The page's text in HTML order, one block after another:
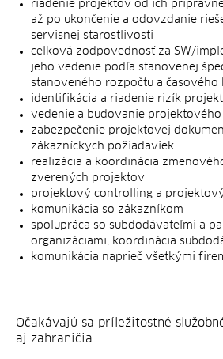
riadenie projektov od ich
až po ukončenie a odovzdanie
servisnej starostlivosti
celková zodpovednosť za SW/
jeho vedenie podľa stanovenej
stanoveného rozpočtu a časového
identifikácia a riadenie rizík
vedenie a budovanie
zabezpečenie projektovej
zákazníckych požiadaviek
realizácia a koordinácia
zverených projektov
projektový controlling a
komunikácia so zákazníkom
spolupráca so subdodávateľmi a
organizáciami, koordinácia
komunikácia naprieč všetkými
Očakávajú sa príležitostné
aj zahraničia.